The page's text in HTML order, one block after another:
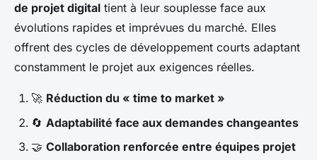
de projet digital tient à leur souplesse face aux
évolutions rapides et imprévues du marché. Elles
offrent des cycles de développement courts adaptant
constamment le projet aux exigences réelles.
🚀 Réduction du « time to market »
🔄 Adaptabilité face aux demandes changeantes
🤝 Collaboration renforcée entre équipes projet